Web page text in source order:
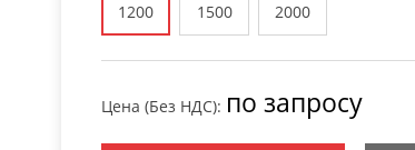
1200 1500 2000
Цена (Без НДС): по запросу